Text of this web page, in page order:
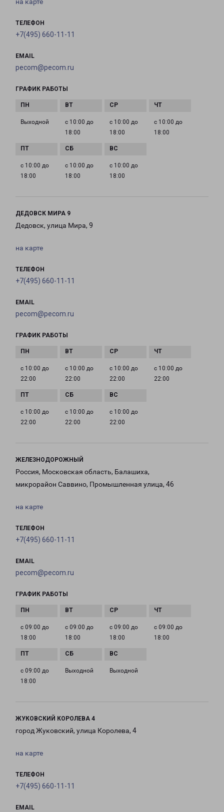
на карте
ТЕЛЕФОН
+7(495) 660-11-11
EMAIL
pecom@pecom.ru
ГРАФИК РАБОТЫ
Выходной
с 10:00 до
18:00
с 10:00 до
18:00
с 10:00 до
18:00
с 10:00 до
18:00
с 10:00 до
18:00
с 10:00 до
18:00
ДЕДОВСК МИРА 9
Дедовск, улица Мира, 9
на карте
ТЕЛЕФОН
+7(495) 660-11-11
EMAIL
pecom@pecom.ru
ГРАФИК РАБОТЫ
с 10:00 до
22:00
с 10:00 до
22:00
с 10:00 до
22:00
с 10:00 до
22:00
с 10:00 до
22:00
с 10:00 до
22:00
с 10:00 до
22:00
ЖЕЛЕЗНОДОРОЖНЫЙ
Россия, Московская область, Балашиха,
микрорайон Саввино, Промышленная улица, 46
на карте
ТЕЛЕФОН
+7(495) 660-11-11
EMAIL
pecom@pecom.ru
ГРАФИК РАБОТЫ
с 09:00 до
18:00
с 09:00 до
18:00
с 09:00 до
18:00
с 09:00 до
18:00
с 09:00 до
18:00
Выходной Выходной
ЖУКОВСКИЙ КОРОЛЕВА 4
город Жуковский, улица Королева, 4
на карте
ТЕЛЕФОН
+7(495) 660-11-11
EMAIL